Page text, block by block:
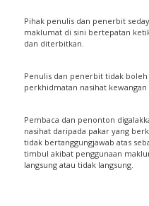
Pihak penulis dan penerbit
maklumat di sini bertepatan
dan diterbitkan.
Penulis dan penerbit tidak
perkhidmatan nasihat kewangan
Pembaca dan penonton
nasihat daripada pakar yang
tidak bertanggungjawab atas
timbul akibat penggunaan
langsung atau tidak langsung.